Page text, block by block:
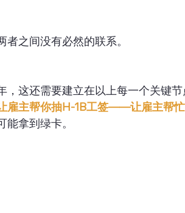
之间没有必然的联系。
，这还需要建立在以上每一个关键
主帮你抽H-1B工签——让雇主帮
拿到绿卡。